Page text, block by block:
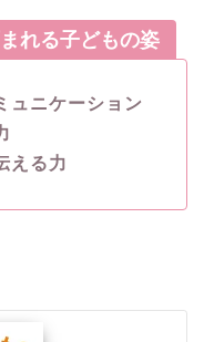
れる子どもの姿
ュニケーション
える力